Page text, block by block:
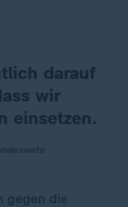
darauf
wir
einsetzen.
gegen die